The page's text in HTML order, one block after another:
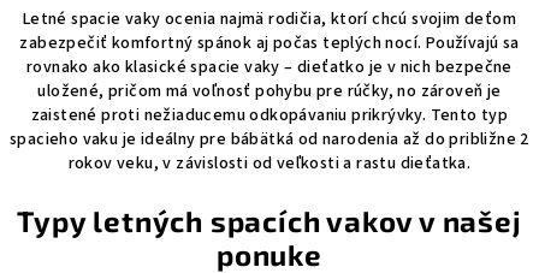
k
y
v
ý
p
i
u
Letné spacie vaky ocenia najmä rodičia, ktorí chcú svojim deťom
zabezpečiť komfortný spánok aj počas teplých nocí. Používajú sa
rovnako ako klasické spacie vaky – dieťatko je v nich bezpečne
uložené, pričom má voľnosť pohybu pre rúčky, no zároveň je
zaistené proti nežiaducemu odkopávaniu prikrývky. Tento typ
spacieho vaku je ideálny pre bábätká od narodenia až do približne 2
rokov veku, v závislosti od veľkosti a rastu dieťatka.
Typy letných spacích vakov v našej
ponuke